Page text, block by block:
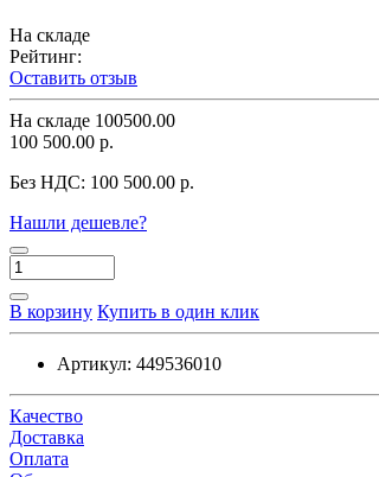
На складе
Рейтинг:
Оставить отзыв
На складе 100500.00
100 500.00 р.
Без НДС: 100 500.00 р.
Нашли дешевле?
В корзину Купить в один клик
Артикул: 449536010
Качество
Доставка
Оплата